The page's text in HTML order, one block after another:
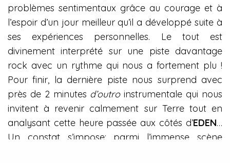
problèmes sentimentaux grâce au courage et à
l’espoir d’un jour meilleur qu’il a développé suite à
ses expériences personnelles. Le tout est
divinement interprété sur une piste davantage
rock avec un rythme qui nous a fortement plu !
Pour finir, la dernière piste nous surprend avec
près de 2 minutes d’outroinstrumentale qui nous
invitent à revenir calmement sur Terre tout en
analysant cette heure passée aux côtés d’EDEN…
Un constat s’impose: parmi l’immense scène